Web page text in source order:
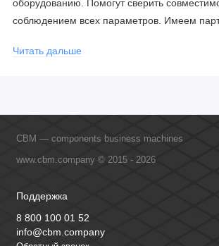
оборудованию. Помогут сверить
соблюдением всех параметров. Имеем
обучение сотрудников, что позволяет
Читать дальше
CBM — components business machines
www.cbm.company © 2015 - 2026
Поддержка
8 800 100 01 52
info@cbm.company